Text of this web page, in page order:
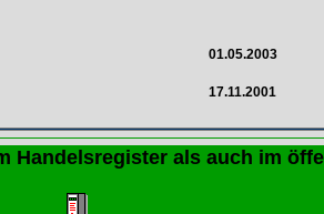
01.05.2003
17.11.2001
als auch im